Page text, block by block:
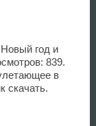
год и
839.
в
скачать.